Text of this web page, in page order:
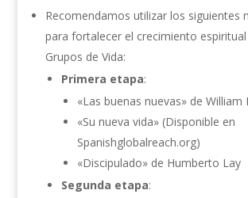
Recomendamos utilizar los siguientes
para fortalecer el crecimiento
Grupos de Vida:
Primera etapa:
«Las buenas nuevas» de William
«Su nueva vida» (Disponible en
Spanishglobalreach.org)
«Discipulado» de Humberto Lay
Segunda etapa: